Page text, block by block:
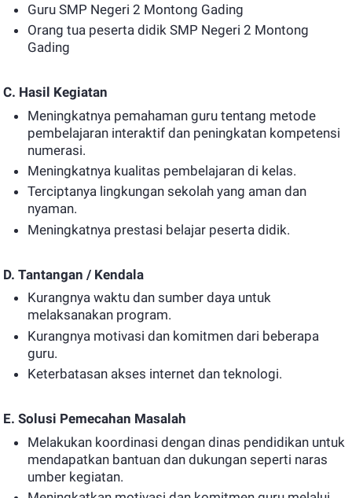
Guru SMP Negeri 2 Montong Gading
Orang tua peserta didik SMP Negeri 2 Montong
Gading
C. Hasil Kegiatan
Meningkatnya pemahaman guru tentang metode
pembelajaran interaktif dan peningkatan kompetensi
numerasi.
Meningkatnya kualitas pembelajaran di kelas.
Terciptanya lingkungan sekolah yang aman dan
nyaman.
Meningkatnya prestasi belajar peserta didik.
D. Tantangan / Kendala
Kurangnya waktu dan sumber daya untuk
melaksanakan program.
Kurangnya motivasi dan komitmen dari beberapa
guru.
Keterbatasan akses internet dan teknologi.
E. Solusi Pemecahan Masalah
Melakukan koordinasi dengan dinas pendidikan untuk
mendapatkan bantuan dan dukungan seperti naras
umber kegiatan.